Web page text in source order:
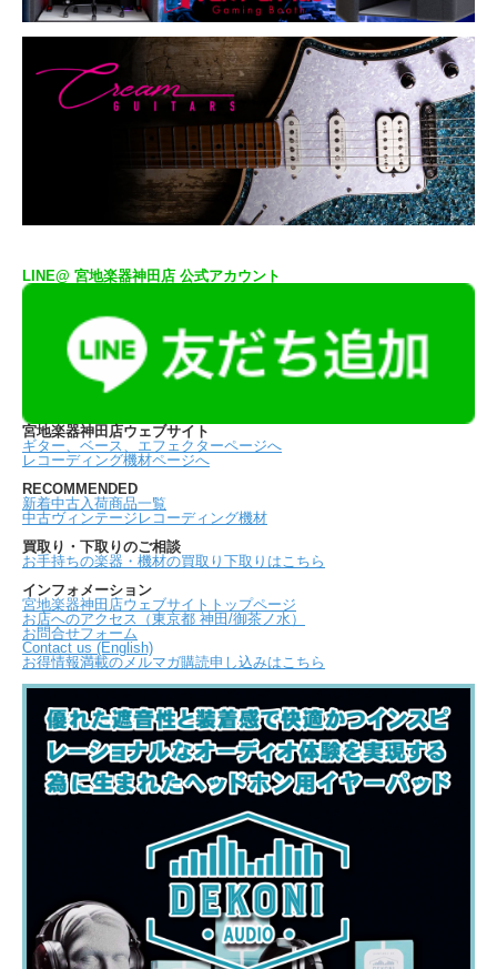
LINE@ 宮地楽器神田店 公式アカウント
宮地楽器神田店ウェブサイト
ギター、ベース、エフェクターページへ
レコーディング機材ページへ
RECOMMENDED
新着中古入荷商品一覧
中古ヴィンテージレコーディング機材
買取り・下取りのご相談
お手持ちの楽器・機材の買取り下取りはこちら
インフォメーション
宮地楽器神田店ウェブサイトトップページ
お店へのアクセス（東京都 神田/御茶ノ水）
お問合せフォーム
Contact us (English)
お得情報満載のメルマガ購読申し込みはこちら